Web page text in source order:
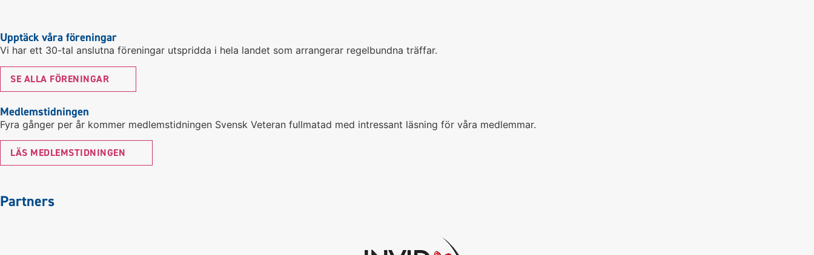
Upptäck våra föreningar
Vi har ett 30-tal anslutna föreningar utspridda i hela landet som arrangerar regelbundna träffar.
SE ALLA FÖRENINGAR
Medlemstidningen
Fyra gånger per år kommer medlemstidningen Svensk Veteran fullmatad med intressant läsning för våra medlemmar.
LÄS MEDLEMSTIDNINGEN
Partners